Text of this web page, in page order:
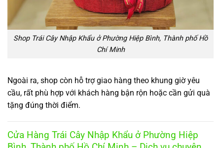
Shop Trái Cây Nhập Khẩu ở Phường Hiệp Bình, Thành phố Hồ
Chí Minh
Ngoài ra, shop còn hỗ trợ giao hàng theo khung giờ yêu
cầu, rất phù hợp với khách hàng bận rộn hoặc cần gửi quà
tặng đúng thời điểm.
Cửa Hàng Trái Cây Nhập Khẩu ở Phường Hiệp